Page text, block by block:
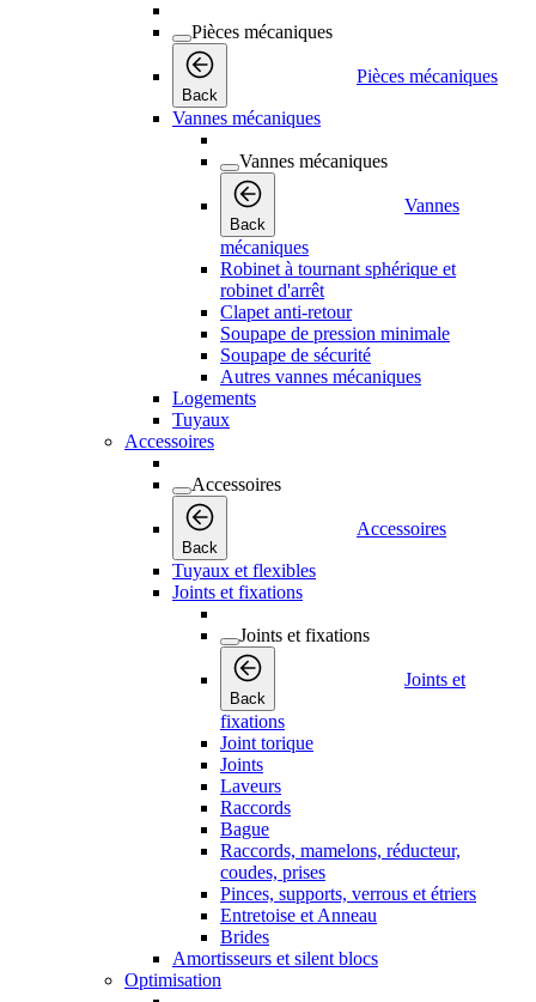
Pièces mécaniques
Back
Pièces mécaniques
Vannes mécaniques
Vannes mécaniques
Back
Vannes
mécaniques
Robinet à tournant sphérique et
robinet d'arrêt
Clapet anti-retour
Soupape de pression minimale
Soupape de sécurité
Autres vannes mécaniques
Logements
Tuyaux
Accessoires
Accessoires
Back
Accessoires
Tuyaux et flexibles
Joints et fixations
Joints et fixations
Back
Joints et
fixations
Joint torique
Joints
Laveurs
Raccords
Bague
Raccords, mamelons, réducteur,
coudes, prises
Pinces, supports, verrous et étriers
Entretoise et Anneau
Brides
Amortisseurs et silent blocs
Optimisation